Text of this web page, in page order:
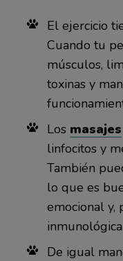
El ejercicio
Cuando tu
músculos,
toxinas y
Los masajes
linfocitos y
También
lo que es
emocional y,
inmunológica.
De igual